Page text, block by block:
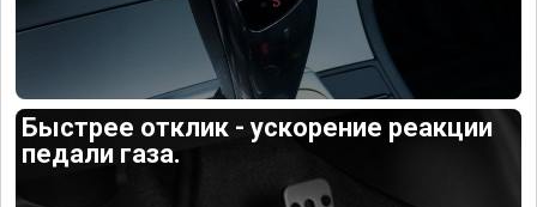
Быстрее отклик - ускорение реакции
педали газа.